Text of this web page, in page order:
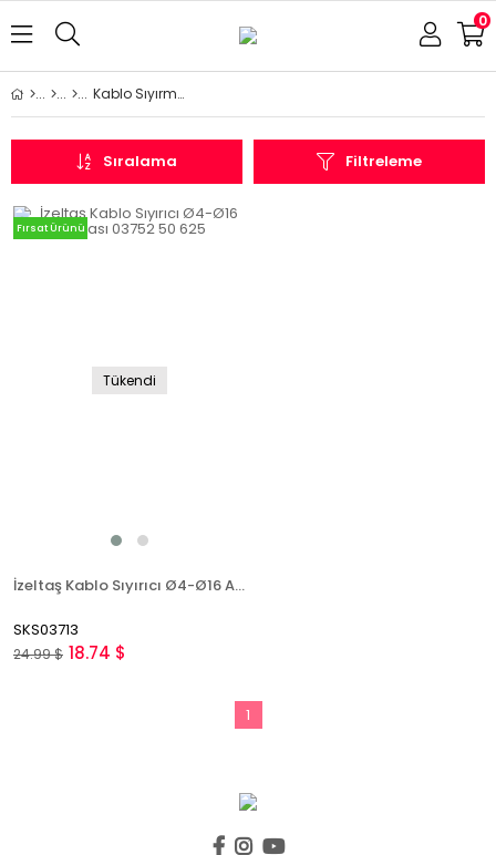
0
Kablo Sıyırmalar
Filtreleme
Sıralama
Tükendi
İzeltaş Kablo Sıyırıcı Ø4-Ø16 Arası 03752 50 625
SKS03713
18.74 $
24.99 $
Fırsat Ürünü
1